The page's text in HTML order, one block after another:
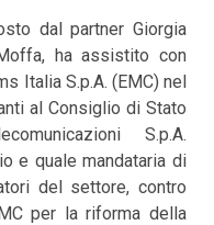
dal partner Giorgia
ha assistito con
Italia S.p.A. (EMC) nel
al Consiglio di Stato
S.p.A.
e quale mandataria di
del settore, contro
per la riforma della